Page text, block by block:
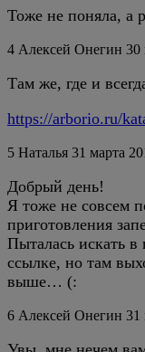
Тоже не поняла, а
4 Алексей Онегин 30
Там же, где и
https://arborio.ru/
5 Наталья 31 марта
Добрый день!
Я тоже не совсем
приготовления
Пыталась искать в
ссылке, но там
выше… (:
6 Алексей Онегин 31